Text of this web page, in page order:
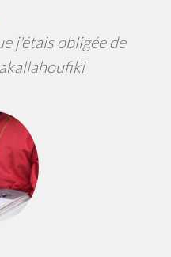
j'étais obligée de